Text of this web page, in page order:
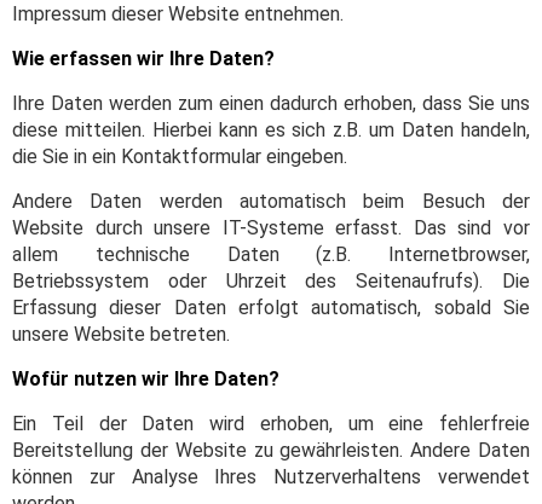
Impressum dieser Website entnehmen.
Wie erfassen wir Ihre Daten?
Ihre Daten werden zum einen dadurch erhoben, dass Sie uns
diese mitteilen. Hierbei kann es sich z.B. um Daten handeln,
die Sie in ein Kontaktformular eingeben.
Andere Daten werden automatisch beim Besuch der
Website durch unsere IT-Systeme erfasst. Das sind vor
allem technische Daten (z.B. Internetbrowser,
Betriebssystem oder Uhrzeit des Seitenaufrufs). Die
Erfassung dieser Daten erfolgt automatisch, sobald Sie
unsere Website betreten.
Wofür nutzen wir Ihre Daten?
Ein Teil der Daten wird erhoben, um eine fehlerfreie
Bereitstellung der Website zu gewährleisten. Andere Daten
können zur Analyse Ihres Nutzerverhaltens verwendet